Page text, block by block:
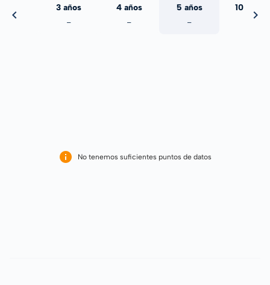
3 años
-
4 años
-
5 años
-
10 años
No tenemos suficientes puntos de datos